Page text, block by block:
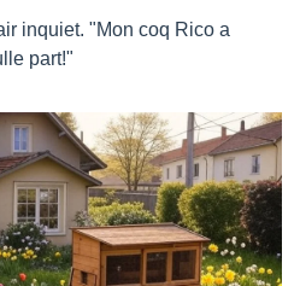
inquiet. "Mon coq Rico a
part!"